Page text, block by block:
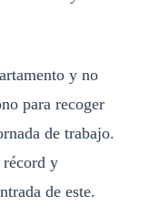
y no
para recoger
de trabajo.
récord y
de este.